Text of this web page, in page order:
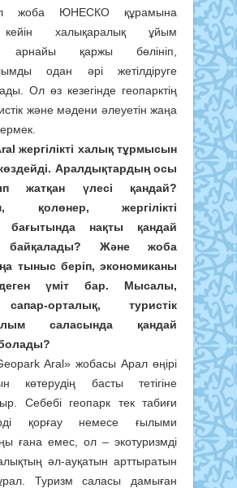
жоба ЮНЕСКО құрамына
халықаралық ұйым
арнайы қаржы бөлініп,
одан әрі жетілдіруге
Ол өз кезегінде геопарктің
және мәдени әлеуетін жаңа
жергілікті халық тұрмысын
Аралдықтардың осы
жатқан үлесі қандай?
қолөнер, жергілікті
бағытында нақты қандай
байқалады? Және жоба
тыныс беріп, экономиканы
деген үміт бар. Мысалы,
орталық, туристік
саласында қандай
болады?
Aral» жобасы Арал өңірі
көтерудің басты тетігіне
Себебі геопарк тек табиғи
қорғау немесе ғылыми
ғана емес, ол – экотуризмді
әл-ауқатын арттыратын
Туризм саласы дамыған